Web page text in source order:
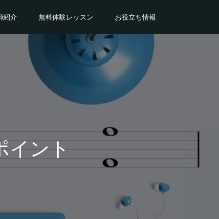
紹介 無料体験レッスン お役立ち情報
イント